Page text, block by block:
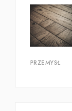
PRZEMYSŁ